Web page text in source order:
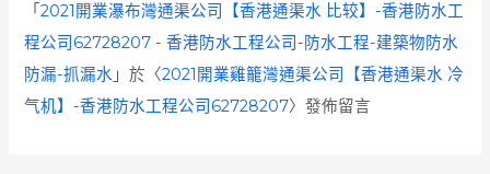
「2021開業瀑布灣通渠公司【香港通渠水 比较】-香港防水工
程公司62728207 - 香港防水工程公司-防水工程-建築物防水
防漏-抓漏水 」於〈2021開業雞籠灣通渠公司【香港通渠水 冷
气机】-香港防水工程公司62728207〉發佈留言